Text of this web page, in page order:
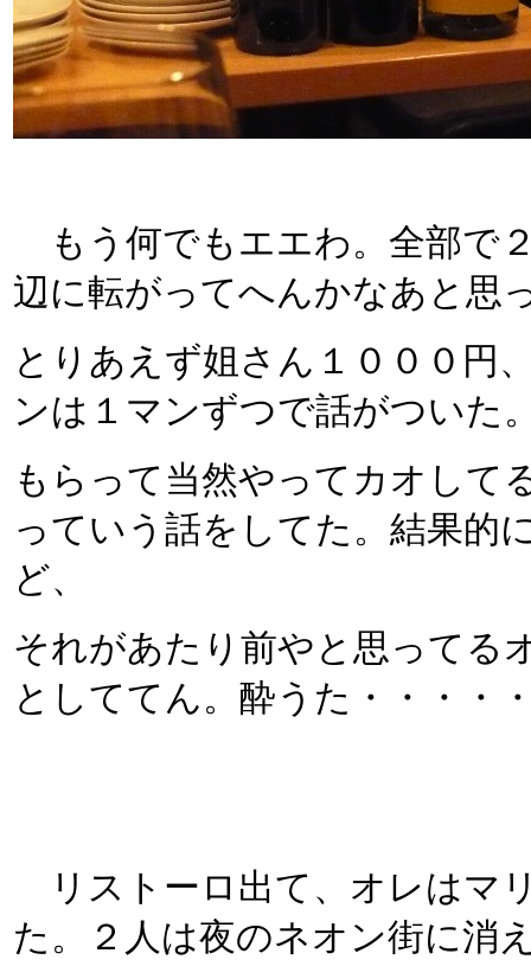
もう何でもエエわ。全部で
辺に転がってへんかなあと思
とりあえず姐さん１０００円
ンは１マンずつで話がついた
もらって当然やってカオして
っていう話をしてた。結果的
ど、
それがあたり前やと思ってる
としててん。酔うた・・・・
リストーロ出て、オレはマ
た。２人は夜のネオン街に消